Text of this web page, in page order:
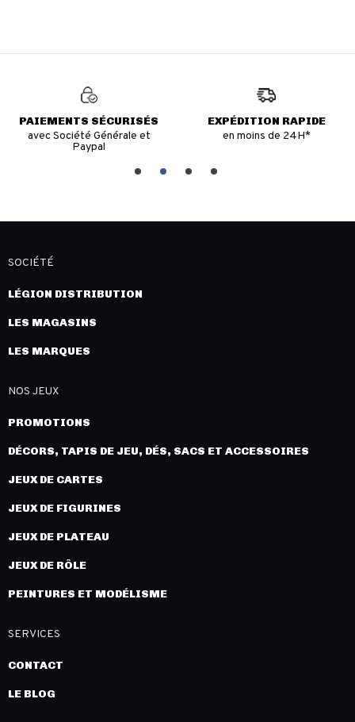
PAIEMENTS SÉCURISÉS
avec Société Générale et
Paypal
EXPÉDITION RAPIDE
en moins de 24H*
SOCIÉTÉ
LÉGION DISTRIBUTION
LES MAGASINS
LES MARQUES
NOS JEUX
PROMOTIONS
DÉCORS, TAPIS DE JEU, DÉS, SACS ET ACCESSOIRES
JEUX DE CARTES
JEUX DE FIGURINES
JEUX DE PLATEAU
JEUX DE RÔLE
PEINTURES ET MODÉLISME
SERVICES
CONTACT
LE BLOG